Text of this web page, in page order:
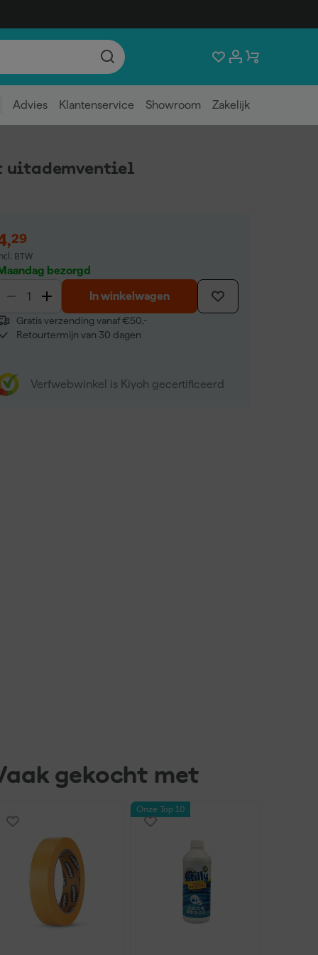
Advies Klantenservice Showroom Zakelijk
uitademventiel
,29
BTW
bezorgd
In winkelwagen
Gratis verzending vanaf €50,-
Retourtermijn van 30 dagen
Verfwebwinkel is Kiyoh gecertificeerd
gekocht met
Onze Top 10